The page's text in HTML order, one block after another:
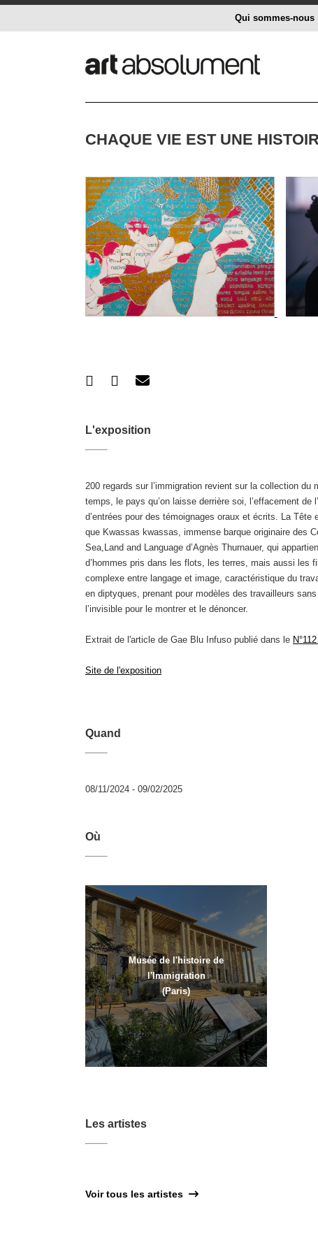
Qui sommes-nous
CHAQUE VIE EST UNE
L'exposition
200 regards sur l’immigration revient sur la collection du
temps, le pays qu’on laisse derrière soi, l’effacement
d’entrées pour des témoignages oraux et écrits. La
que Kwassas kwassas, immense barque originaire des
Sea,Land and Language d’Agnès Thurnauer, qui
d’hommes pris dans les flots, les terres, mais aussi les
complexe entre langage et image, caractéristique du
en diptyques, prenant pour modèles des travailleurs
l’invisible pour le montrer et le dénoncer.
Extrait de l'article de Gae Blu Infuso publié dans le
Site de l'exposition
Quand
08/11/2024 - 09/02/2025
Où
Musée de l'histoire de
l'Immigration
(Paris)
Les artistes
Voir tous les artistes